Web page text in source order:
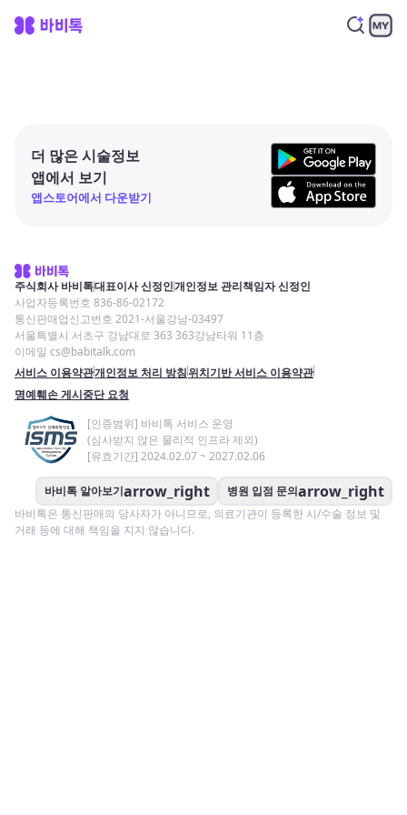
더 많은 시술정보
앱에서 보기
앱스토어에서 다운받기
주식회사 바비톡대표이사 신정인개인정보 관리책임자 신정인
사업자등록번호 836-86-02172
통신판매업신고번호 2021-서울강남-03497
서울특별시 서초구 강남대로 363 363강남타워 11층
이메일 cs@babitalk.com
서비스 이용약관개인정보 처리 방침위치기반 서비스 이용약관
명예훼손 게시중단 요청
[인증범위] 바비톡 서비스 운영
(심사받지 않은 물리적 인프라 제외)
[유효기간] 2024.02.07 ~ 2027.02.06
바비톡 알아보기arrow_right 병원 입점 문의arrow_right
바비톡은 통신판매의 당사자가 아니므로, 의료기관이 등록한 시/수술 정보 및
거래 등에 대해 책임을 지지 않습니다.